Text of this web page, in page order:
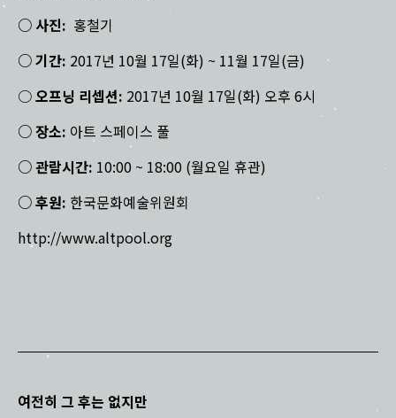
○ 사진: 홍철기
○ 기간: 2017년 10월 17일(화) ~ 11월 17일(금)
○ 오프닝 리셉션: 2017년 10월 17일(화) 오후 6시
○ 장소: 아트 스페이스 풀
○ 관람시간: 10:00 ~ 18:00 (월요일 휴관)
○ 후원: 한국문화예술위원회​
http://www.altpool.org
여전히 그 후는 없지만